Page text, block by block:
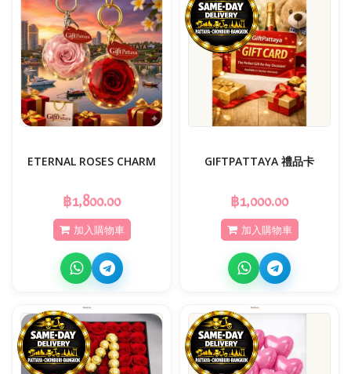
ETERNAL ROSES CHARM
฿1,800.00
加入購物車
GIFTPATTAYA 禮品卡
฿1,000.00
加入購物車